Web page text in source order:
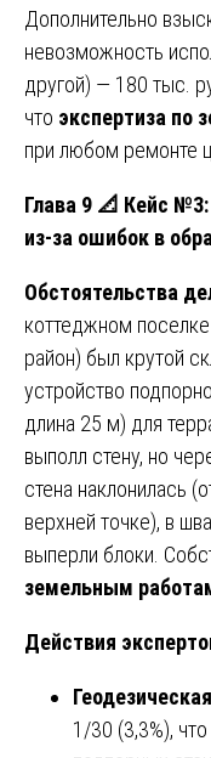
Дополнительно
невозможность
другой) — 180 тыс.
что экспертиза по
при любом ремонте
Глава 9 📐 Кейс №3:
из-за ошибок в
Обстоятельства
коттеджном
район) был крутой
устройство
длина 25 м) для
выполл стену, но
стена наклонилась
верхней точке), в
выперли блоки.
земельным
Действия
1/30 (3,3%),